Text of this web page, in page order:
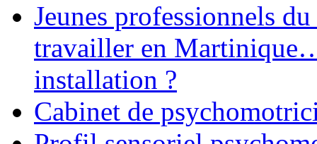
Jeunes professionnels
travailler en
installation ?
Cabinet de